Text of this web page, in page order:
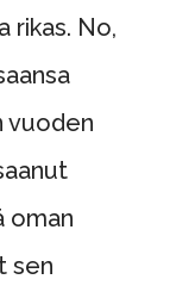
rikas. No,
vuoden
oman
sen